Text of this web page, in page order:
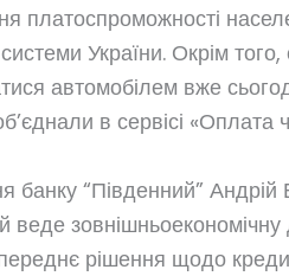
платоспроможності
України. Окрім
автомобілем вже
в сервісі «Оплата
банку “Південний”
зовнішньоекономічну
рішення щодо